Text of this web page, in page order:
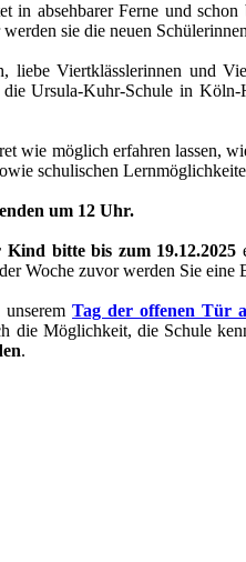
in absehbarer Ferne und
sie die neuen
Viertklässlerinnen und
Ursula-Kuhr-Schule in
wie möglich erfahren lassen,
schulischen
um 12 Uhr.
Kind bitte bis zum 19.12.2025
Woche zuvor werden Sie eine
unseremTag der offenen Tür
die Möglichkeit, die Schule
.